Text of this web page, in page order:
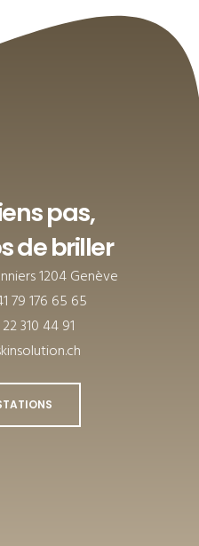
pas,
de briller
1204 Genève
79 176 65 65
310 44 91